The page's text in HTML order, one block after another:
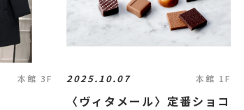
本館 3F 2025.10.07 本館 1F
〈ヴィタメール〉定番ショコ